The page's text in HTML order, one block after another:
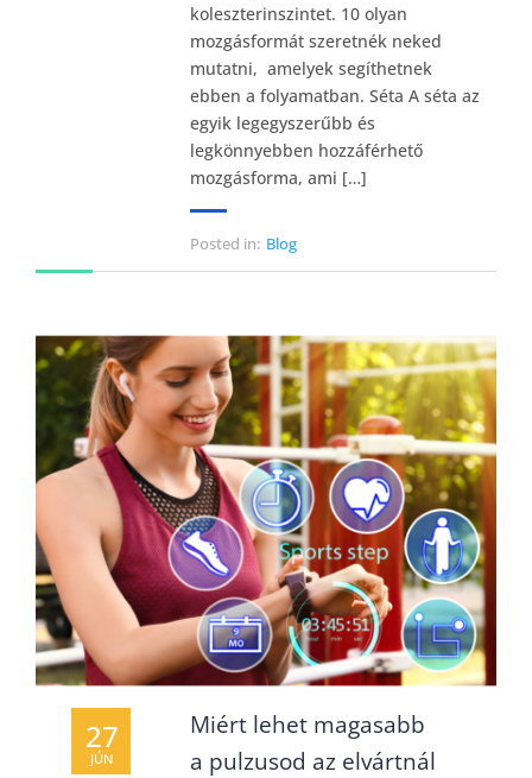
koleszterinszintet. 10 olyan
mozgásformát szeretnék neked
mutatni, amelyek segíthetnek
ebben a folyamatban. Séta A séta az
egyik legegyszerűbb és
legkönnyebben hozzáférhető
mozgásforma, ami […]
Posted in: Blog
27
JÚN
Miért lehet magasabb
a pulzusod az elvártnál